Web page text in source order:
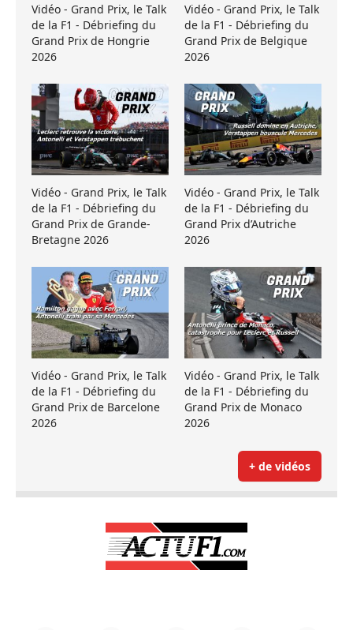
Vidéo - Grand Prix, le Talk
de la F1 - Débriefing du
Grand Prix de Hongrie
2026
Vidéo - Grand Prix, le Talk
de la F1 - Débriefing du
Grand Prix de Belgique
2026
Vidéo - Grand Prix, le Talk
de la F1 - Débriefing du
Grand Prix de Grande-
Bretagne 2026
Vidéo - Grand Prix, le Talk
de la F1 - Débriefing du
Grand Prix d’Autriche
2026
Vidéo - Grand Prix, le Talk
de la F1 - Débriefing du
Grand Prix de Barcelone
2026
Vidéo - Grand Prix, le Talk
de la F1 - Débriefing du
Grand Prix de Monaco
2026
+ de vidéos